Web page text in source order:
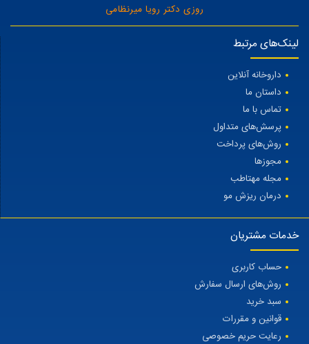
روزی دکتر رویا میرنظامی
لینک‌های مرتبط
داروخانه آنلاین
داستان ما
تماس با ما
پرسش‌های متداول
روش‌های پرداخت
مجوزها
مجله مهتاطب
درمان ریزش مو
خدمات مشتریان
حساب کاربری
روش‌های ارسال سفارش
سبد خرید
قوانین و مقررات
رعایت حریم خصوصی